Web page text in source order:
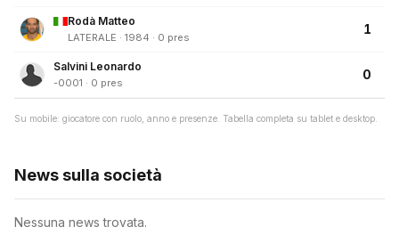
Rodà Matteo
LATERALE · 1984 · 0 pres
1
Salvini Leonardo
-0001 · 0 pres
0
Su mobile: giocatore con ruolo, anno e presenze. Tabella completa su tablet e desktop.
News sulla società
Nessuna news trovata.